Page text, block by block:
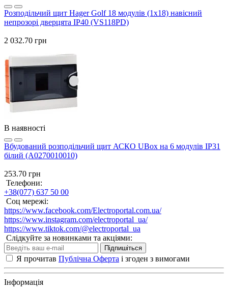
Розподільчий щит Hager Golf 18 модулів (1x18) навісний
непрозорі дверцята IP40 (VS118PD)
2 032.70 грн
В наявності
Вбудований розподільчий щит АСКО UBox на 6 модулів IP31
білий (A0270010010)
253.70 грн
Телефони:
+38(077) 637 50 00
Соц мережі:
https://www.facebook.com/Electroportal.com.ua/
https://www.instagram.com/electroportal_ua/
https://www.tiktok.com/@electroportal_ua
Слідкуйте за новинками та акціями:
Підпишіться
Я прочитав Публічна Оферта і згоден з вимогами
Інформація